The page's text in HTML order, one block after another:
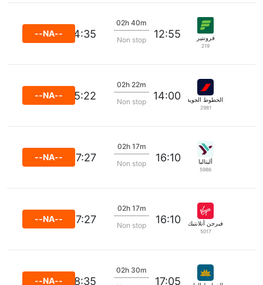
فرونتير
219
12:55
02h 40m
Non stop
14:35
--NA--
الخطوط الجوية الفرنسية
2981
14:00
02h 22m
Non stop
15:22
--NA--
أليتاليا
5986
16:10
02h 17m
Non stop
17:27
--NA--
فيرجن أتلانتيك
5017
16:10
02h 17m
Non stop
17:27
--NA--
17:05
02h 30m
18:35
--NA--